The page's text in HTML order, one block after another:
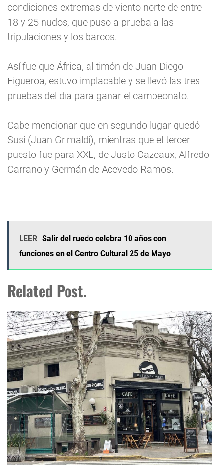
condiciones extremas de viento norte de entre
18 y 25 nudos, que puso a prueba a las
tripulaciones y los barcos.
Así fue que África, al timón de Juan Diego
Figueroa, estuvo implacable y se llevó las tres
pruebas del día para ganar el campeonato.
Cabe mencionar que en segundo lugar quedó
Susi (Juan Grimaldi), mientras que el tercer
puesto fue para XXL, de Justo Cazeaux, Alfredo
Carrano y Germán de Acevedo Ramos.
LEER Salir del ruedo celebra 10 años con
funciones en el Centro Cultural 25 de Mayo
Related Post.